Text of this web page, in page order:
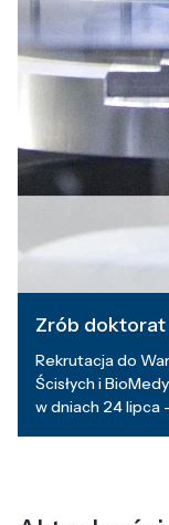
Zrób doktorat
Rekrutacja do
Ścisłych i
w dniach 24 lipca